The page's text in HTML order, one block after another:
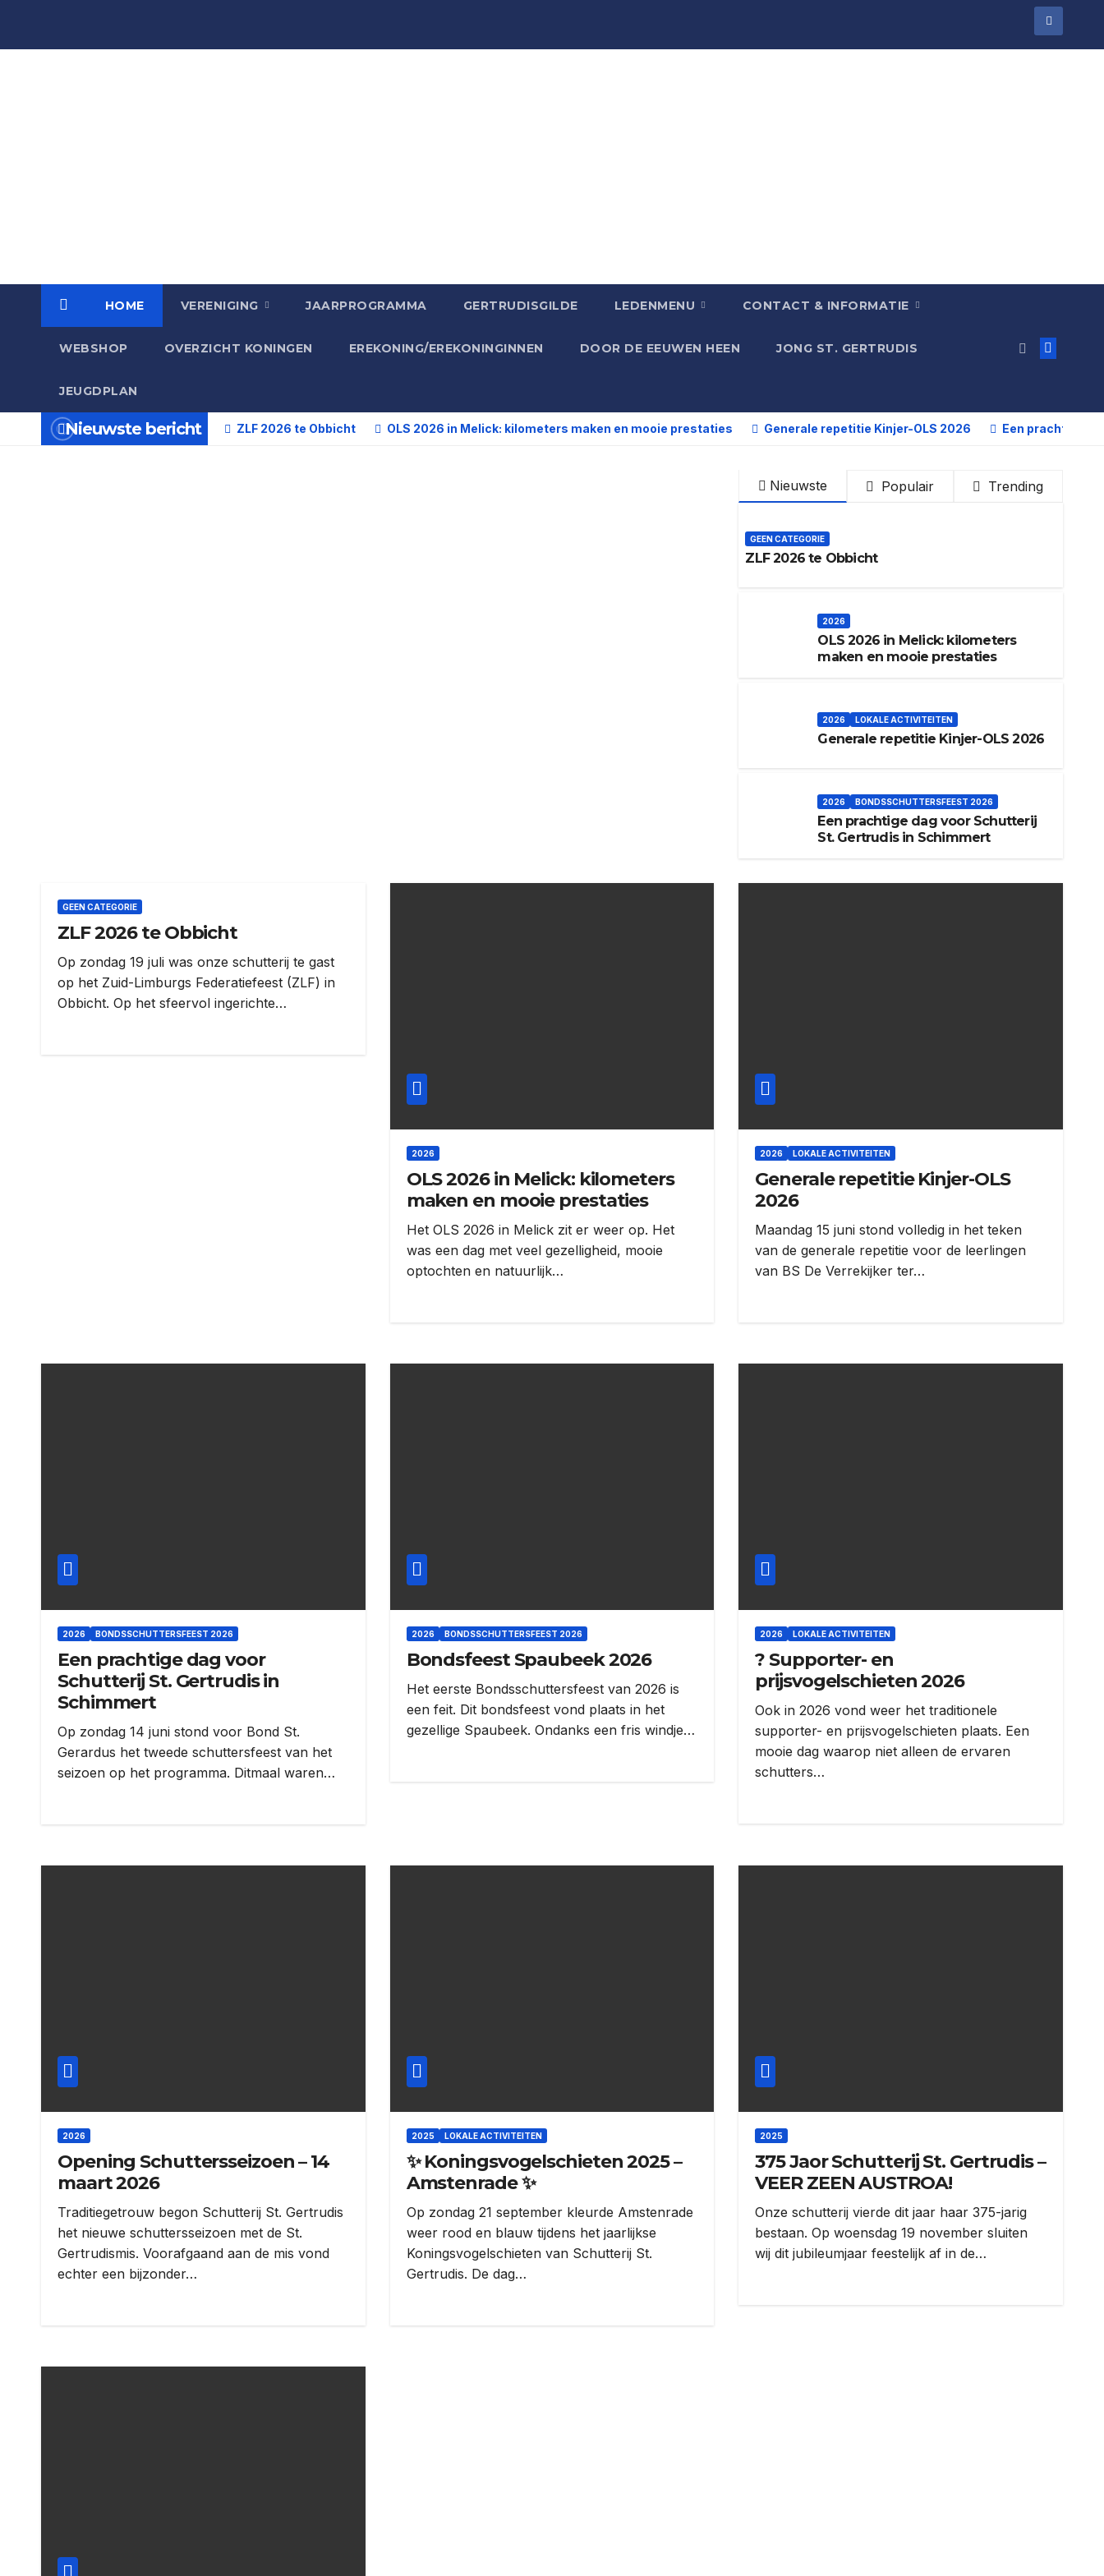
HOME VERENIGING JAARPROGRAMMA GERTRUDISGILDE LEDENMENU CONTACT & INFORMATIE
WEBSHOP OVERZICHT KONINGEN EREKONING/EREKONINGINNEN DOOR DE EEUWEN HEEN JONG ST. GERTRUDIS
JEUGDPLAN
Nieuwste bericht ZLF 2026 te Obbicht OLS 2026 in Melick: kilometers maken en mooie prestaties Generale repetitie Kinjer-OLS 2026 Een prachtige
Nieuwste Populair Trending
GEEN CATEGORIE
ZLF 2026 te Obbicht
2026
OLS 2026 in Melick: kilometers
maken en mooie prestaties
2026 LOKALE ACTIVITEITEN
Generale repetitie Kinjer-OLS 2026
2026 BONDSSCHUTTERSFEEST 2026
Een prachtige dag voor Schutterij
St. Gertrudis in Schimmert
GEEN CATEGORIE
ZLF 2026 te Obbicht
Op zondag 19 juli was onze schutterij te gast
op het Zuid-Limburgs Federatiefeest (ZLF) in
Obbicht. Op het sfeervol ingerichte…
2026
OLS 2026 in Melick: kilometers
maken en mooie prestaties
Het OLS 2026 in Melick zit er weer op. Het
was een dag met veel gezelligheid, mooie
optochten en natuurlijk…
2026 LOKALE ACTIVITEITEN
Generale repetitie Kinjer-OLS
2026
Maandag 15 juni stond volledig in het teken
van de generale repetitie voor de leerlingen
van BS De Verrekijker ter…
2026 BONDSSCHUTTERSFEEST 2026
Een prachtige dag voor
Schutterij St. Gertrudis in
Schimmert
Op zondag 14 juni stond voor Bond St.
Gerardus het tweede schuttersfeest van het
seizoen op het programma. Ditmaal waren…
2026 BONDSSCHUTTERSFEEST 2026
Bondsfeest Spaubeek 2026
Het eerste Bondsschuttersfeest van 2026 is
een feit. Dit bondsfeest vond plaats in het
gezellige Spaubeek. Ondanks een fris windje…
2026 LOKALE ACTIVITEITEN
? Supporter- en
prijsvogelschieten 2026
Ook in 2026 vond weer het traditionele
supporter- en prijsvogelschieten plaats. Een
mooie dag waarop niet alleen de ervaren
schutters…
2026
Opening Schuttersseizoen – 14
maart 2026
Traditiegetrouw begon Schutterij St. Gertrudis
het nieuwe schuttersseizoen met de St.
Gertrudismis. Voorafgaand aan de mis vond
echter een bijzonder…
2025 LOKALE ACTIVITEITEN
✨ Koningsvogelschieten 2025 –
Amstenrade ✨
Op zondag 21 september kleurde Amstenrade
weer rood en blauw tijdens het jaarlijkse
Koningsvogelschieten van Schutterij St.
Gertrudis. De dag…
2025
375 Jaor Schutterij St. Gertrudis –
VEER ZEEN AUSTROA!
Onze schutterij vierde dit jaar haar 375-jarig
bestaan. Op woensdag 19 november sluiten
wij dit jubileumjaar feestelijk af in de…